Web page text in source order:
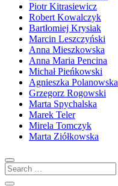
Piotr Kitrasiewicz
Robert Kowalczyk
Bartłomiej Krysiak
Marcin Leszczyński
Anna Mieszkowska
Anna Maria Pencina
Michał Pieńkowski
Agnieszka Polanowska
Grzegorz Rogowski
Marta Spychalska
Marek Teler
Mirela Tomczyk
Marta Ziółkowska
Search
…